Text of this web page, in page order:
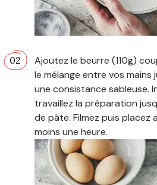
Ajoutez le beurre (110g)
le mélange entre vos mains
une consistance sableuse.
travaillez la préparation
de pâte. Filmez puis placez
moins une heure.